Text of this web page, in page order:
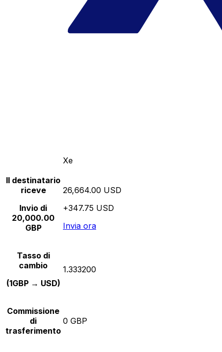
Xe
Il destinatario
riceve
Invio di
20,000.00
GBP
26,664.00 USD
+347.75 USD
Invia ora
Tasso di
cambio
(1GBP → USD)
1.333200
Commissione
di
trasferimento
0 GBP